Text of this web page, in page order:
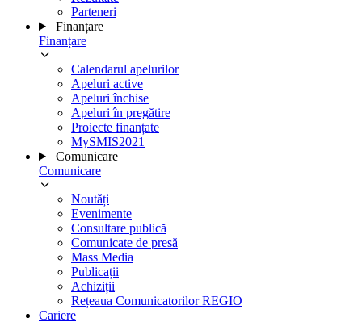
Parteneri
Finanțare
Finanțare
Calendarul apelurilor
Apeluri active
Apeluri închise
Apeluri în pregătire
Proiecte finanțate
MySMIS2021
Comunicare
Comunicare
Noutăți
Evenimente
Consultare publică
Comunicate de presă
Mass Media
Publicații
Achiziții
Rețeaua Comunicatorilor REGIO
Cariere